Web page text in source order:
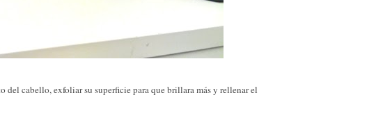
del cabello, exfoliar su superficie para que brillara más y rellenar el